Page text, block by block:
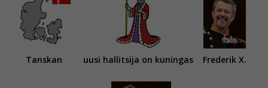
Tanskan uusi hallitsija on kuningas Frederik X.